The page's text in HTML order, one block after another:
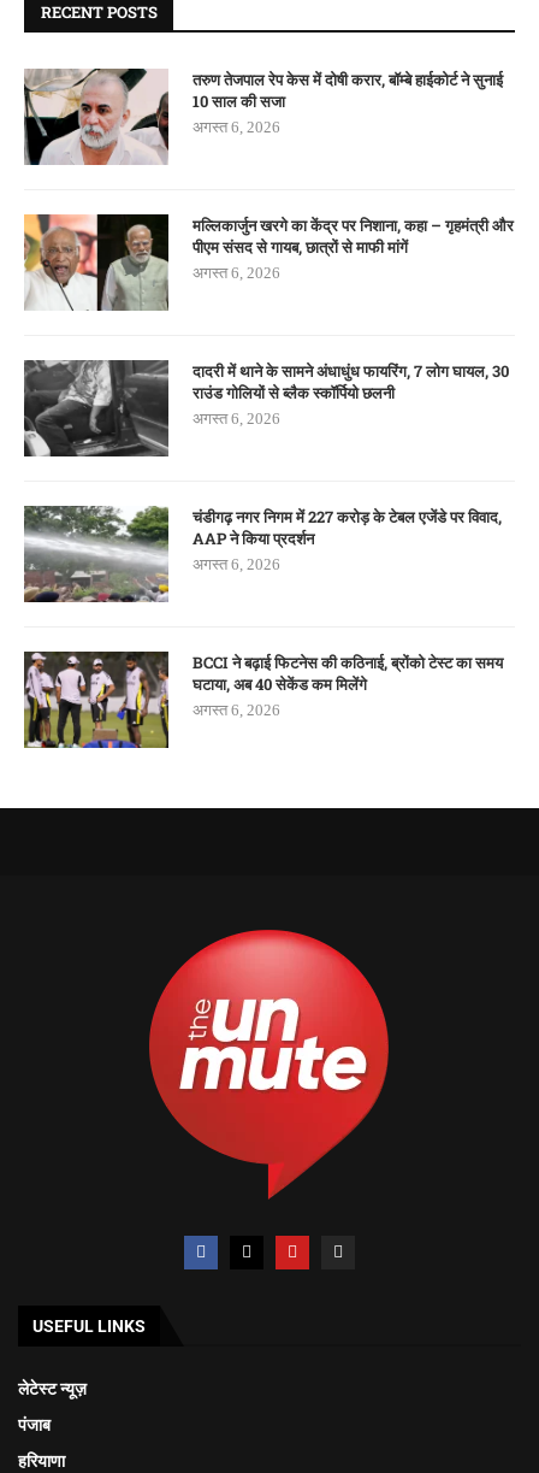
RECENT POSTS
तरुण तेजपाल रेप केस में दोषी करार, बॉम्बे हाईकोर्ट ने सुनाई
10 साल की सजा
अगस्त 6, 2026
मल्लिकार्जुन खरगे का केंद्र पर निशाना, कहा – गृहमंत्री और
पीएम संसद से गायब, छात्रों से माफी मांगें
अगस्त 6, 2026
दादरी में थाने के सामने अंधाधुंध फायरिंग, 7 लोग घायल, 30
राउंड गोलियों से ब्लैक स्कॉर्पियो छलनी
अगस्त 6, 2026
चंडीगढ़ नगर निगम में 227 करोड़ के टेबल एजेंडे पर विवाद,
AAP ने किया प्रदर्शन
अगस्त 6, 2026
BCCI ने बढ़ाई फिटनेस की कठिनाई, ब्रोंको टेस्ट का समय
घटाया, अब 40 सेकेंड कम मिलेंगे
अगस्त 6, 2026
USEFUL LINKS
लेटेस्ट न्यूज़
पंजाब
हरियाणा